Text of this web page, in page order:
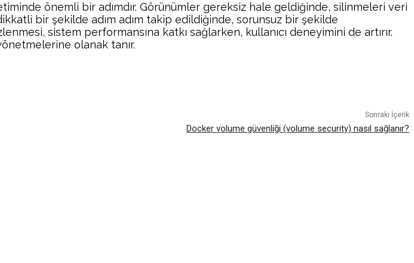
önemli bir adımdır. Görünümler gereksiz hale geldiğinde, silinmeleri veri
bir şekilde adım adım takip edildiğinde, sorunsuz bir şekilde
sistem performansına katkı sağlarken, kullanıcı deneyimini de artırır.
olanak tanır.
Sonraki İçerik
Docker volume güvenliği (volume security) nasıl sağlanır?